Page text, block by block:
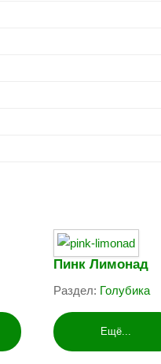
Пинк Лимонад
Раздел: Голубика
Ещё...